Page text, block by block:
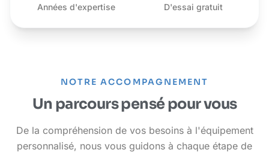
Années d'expertise D'essai gratuit
NOTRE ACCOMPAGNEMENT
Un parcours pensé pour vous
De la compréhension de vos besoins à l'équipement
personnalisé, nous vous guidons à chaque étape de